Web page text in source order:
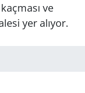
ve
yer alıyor.